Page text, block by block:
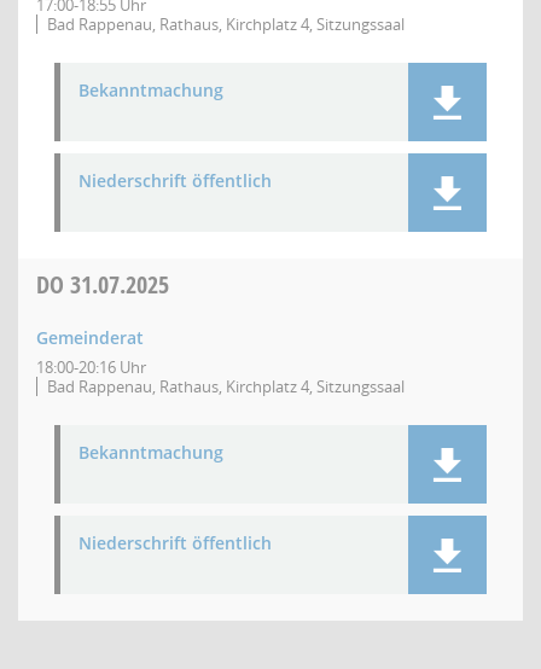
17:00-18:55 Uhr
Bad Rappenau, Rathaus, Kirchplatz 4, Sitzungssaal
Bekanntmachung
Niederschrift öffentlich
DO 31.07.2025
Gemeinderat
18:00-20:16 Uhr
Bad Rappenau, Rathaus, Kirchplatz 4, Sitzungssaal
Bekanntmachung
Niederschrift öffentlich